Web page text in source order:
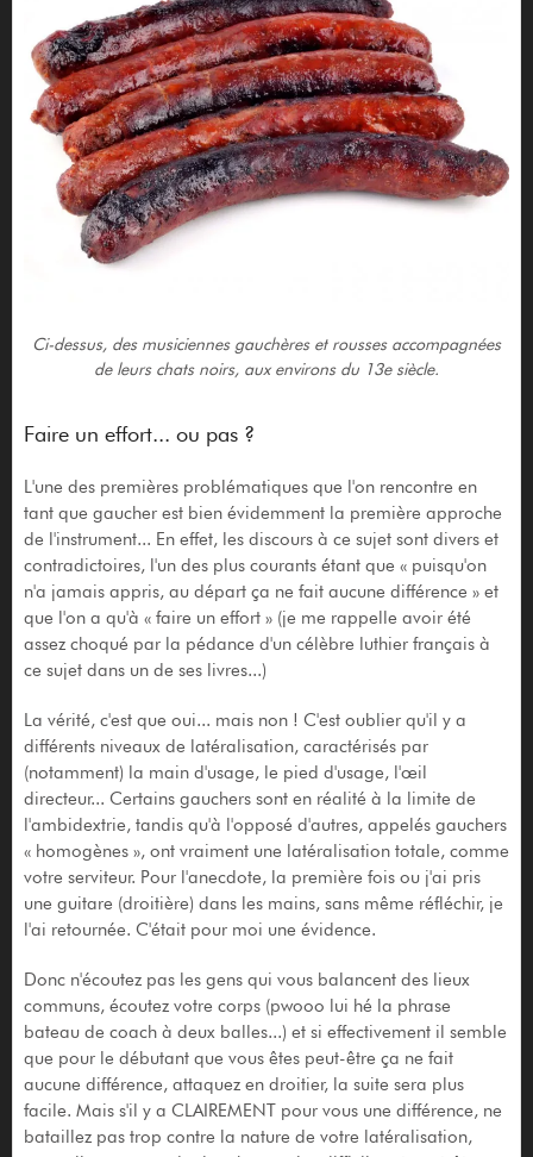
Ci-dessus, des musiciennes gauchères et rousses accompagnées
de leurs chats noirs, aux environs du 13e siècle.
Faire un effort... ou pas ?
L'une des premières problématiques que l'on rencontre en
tant que gaucher est bien évidemment la première approche
de l'instrument... En effet, les discours à ce sujet sont divers et
contradictoires, l'un des plus courants étant que « puisqu'on
n'a jamais appris, au départ ça ne fait aucune différence » et
que l'on a qu'à « faire un effort » (je me rappelle avoir été
assez choqué par la pédance d'un célèbre luthier français à
ce sujet dans un de ses livres...)
La vérité, c'est que oui... mais non ! C'est oublier qu'il y a
différents niveaux de latéralisation, caractérisés par
(notamment) la main d'usage, le pied d'usage, l'œil
directeur... Certains gauchers sont en réalité à la limite de
l'ambidextrie, tandis qu'à l'opposé d'autres, appelés gauchers
« homogènes », ont vraiment une latéralisation totale, comme
votre serviteur. Pour l'anecdote, la première fois ou j'ai pris
une guitare (droitière) dans les mains, sans même réfléchir, je
l'ai retournée. C'était pour moi une évidence.
Donc n'écoutez pas les gens qui vous balancent des lieux
communs, écoutez votre corps (pwooo lui hé la phrase
bateau de coach à deux balles...) et si effectivement il semble
que pour le débutant que vous êtes peut-être ça ne fait
aucune différence, attaquez en droitier, la suite sera plus
facile. Mais s'il y a CLAIREMENT pour vous une différence, ne
bataillez pas trop contre la nature de votre latéralisation,